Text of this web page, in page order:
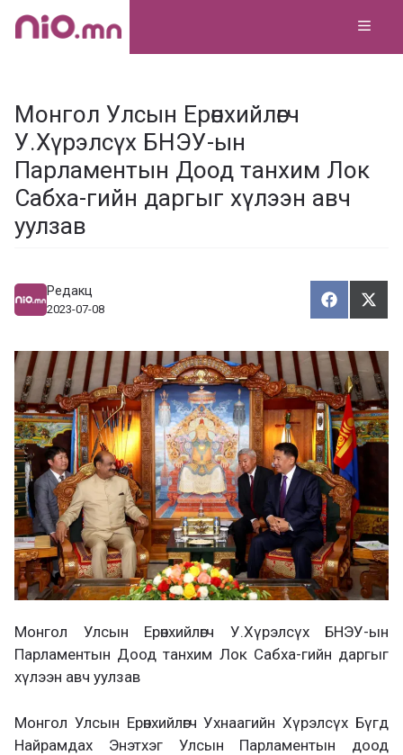
Skip
Монгол Улсын Ерөнхийлөгч
У.Хүрэлсүх БНЭУ-ын
Парламентын Доод танхим Лок
Сабха-гийн даргыг хүлээн авч
уулзав
Редакц
2023-07-08
Х
у
а
а
л
ц
а
х
Т
ү
э
э
х
Монгол Улсын Ерөнхийлөгч У.Хүрэлсүх БНЭУ-ын
Парламентын Доод танхим Лок Сабха-гийн даргыг
хүлээн авч уулзав
Монгол Улсын Ерөнхийлөгч Ухнаагийн Хүрэлсүх Бүгд
Найрамдах Энэтхэг Улсын Парламентын доод